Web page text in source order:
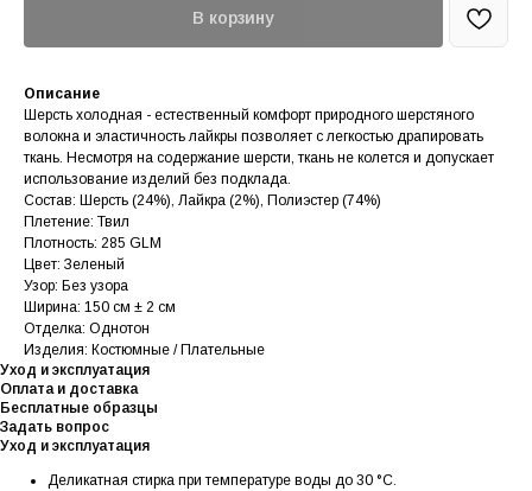
В корзину
Описание
Шерсть холодная - естественный комфорт природного шерстяного
волокна и эластичность лайкры позволяет с легкостью драпировать
ткань. Несмотря на содержание шерсти, ткань не колется и допускает
использование изделий без подклада.
Состав: Шерсть (24%), Лайкра (2%), Полиэстер (74%)
Плетение: Твил
Плотность: 285 GLM
Цвет: Зеленый
Узор: Без узора
Ширина: 150 см ± 2 см
Отделка: Однотон
Изделия: Костюмные / Плательные
Уход и эксплуатация
Оплата и доставка
Бесплатные образцы
Задать вопрос
Уход и эксплуатация
Деликатная стирка при температуре воды до 30 °C.